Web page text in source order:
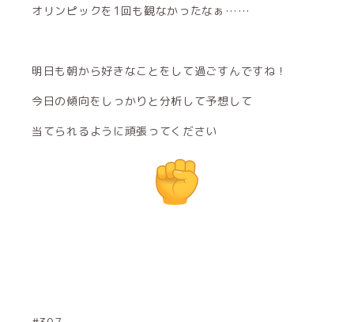
オリンピックを1回も観なかったなぁ……
明日も朝から好きなことをして過ごすんですね！
今日の傾向をしっかりと分析して予想して
当てられるように頑張ってください